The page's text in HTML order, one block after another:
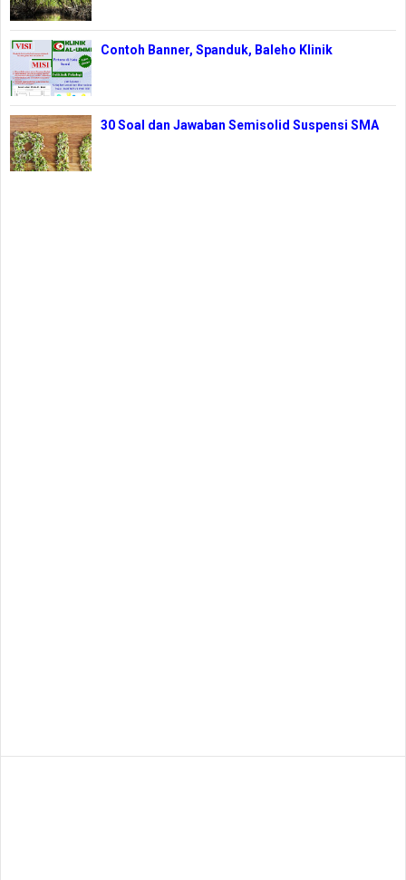
Contoh Banner, Spanduk, Baleho Klinik
30 Soal dan Jawaban Semisolid Suspensi SMA